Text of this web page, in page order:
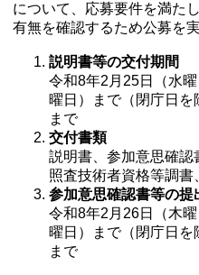
について、応募要件を満た
有無を確認するため公募を
説明書等の交付期間
令和8年2月25日（水
曜日）まで（閉庁日
まで
交付書類
説明書、参加意思確認
照査技術者資格等調
参加意思確認書等の提
令和8年2月26日（木
曜日）まで（閉庁日
まで